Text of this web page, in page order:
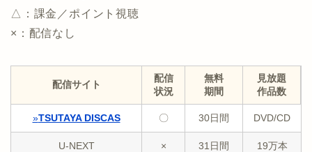
△：課金／ポイント視聴
×：配信なし
配信サイト
配信
状況
無料
期間
見放題
作品数
»TSUTAYA DISCAS 〇 30日間 DVD/CD
U-NEXT × 31日間 19万本